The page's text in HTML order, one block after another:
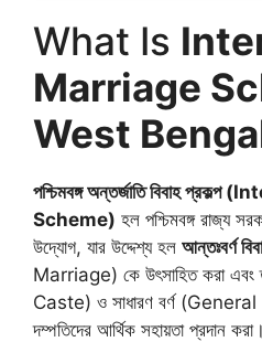
What Is
Marriage
West
পশ্চিমবঙ্গ অন্তর্জাতি বিবাহ
Scheme) হল পশ্চিমবঙ্গ রাজ্য
উদ্যোগ, যার উদ্দেশ্য হল আন্তঃবর্ণ
Marriage) কে উৎসাহিত করা
Caste) ও সাধারণ বর্ণ (General
দম্পতিদের আর্থিক সহায়তা প্রদান